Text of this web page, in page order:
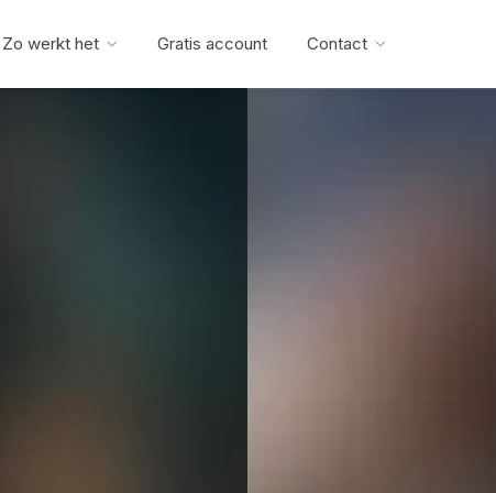
Zo werkt het Gratis account Contact